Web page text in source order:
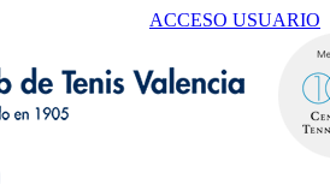
ACCESO USUARIO